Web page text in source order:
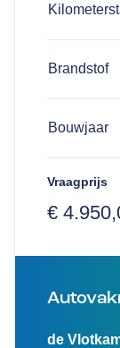
Brandstof
Bouwjaar
Vraagprijs
€
de